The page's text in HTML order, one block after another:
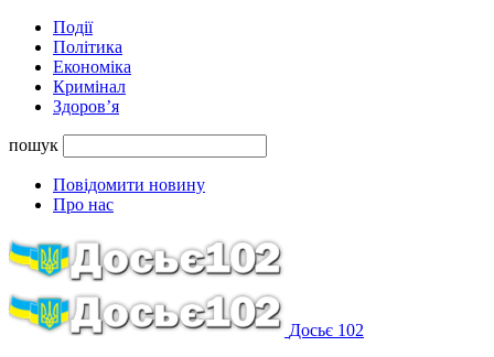
Події
Політика
Економіка
Кримінал
Здоров’я
пошук
Повідомити новину
Про нас
Досьє 102